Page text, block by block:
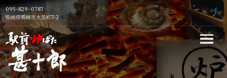
Skip
to
content
095-829-0787
長崎県長崎市大黒町7-2
長崎駅前の炉端
焼き居酒屋【駅